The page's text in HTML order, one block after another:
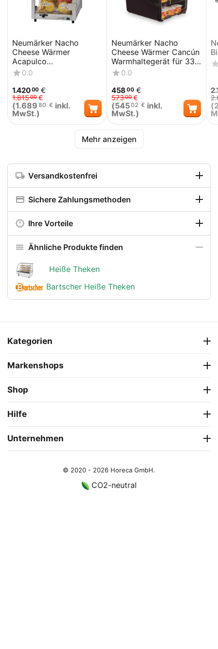
Neumärker Nacho
Cheese Wärmer
Acapulco
Warmhaltegerät für 48
0.0
1.42000 €
1.81500 €
(1.689 80 € inkl.
MwSt.)
Neumärker Nacho
Cheese Wärmer Cancún
Warmhaltegerät für 33
Becher Käsesoße
0.0
458 00 €
57300 €
(54502 € inkl.
MwSt.)
(
Mehr anzeigen
Versandkostenfrei
Sichere Zahlungsmethoden
Ihre Vorteile
Ähnliche Produkte finden
Heiße Theken
Bartscher Heiße Theken
Kategorien
Markenshops
Shop
Hilfe
Unternehmen
© 2020 - 2026 Horeca GmbH.
CO2-neutral